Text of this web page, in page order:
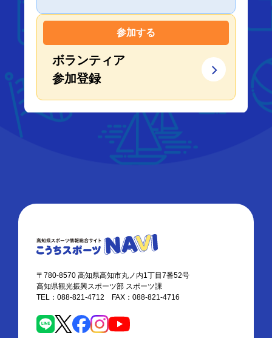
参加する
ボランティア
参加登録
〒780-8570 高知県高知市丸ノ内1丁目7番52号
高知県観光振興スポーツ部 スポーツ課
TEL：088-821-4712 FAX：088-821-4716